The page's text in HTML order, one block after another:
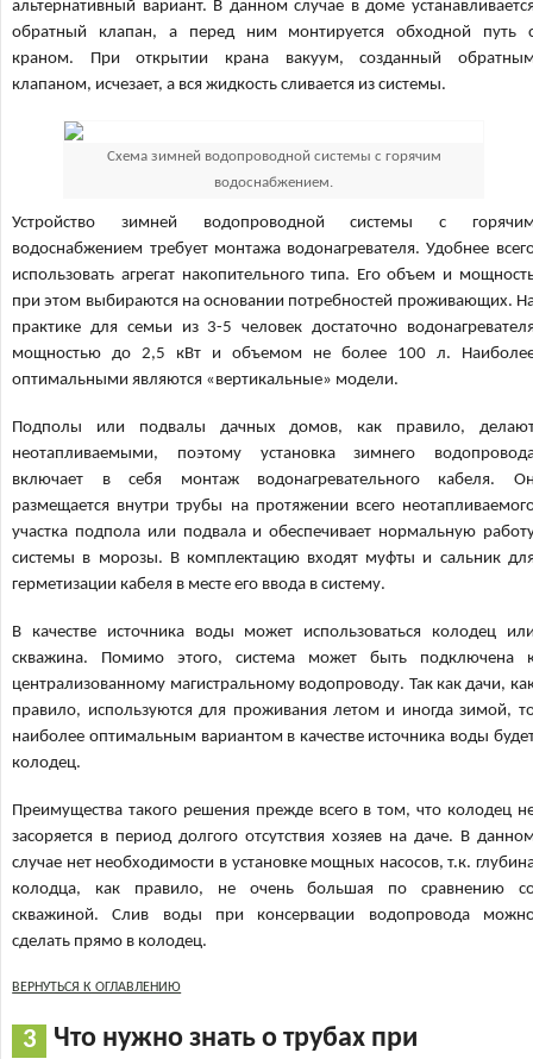
альтернативный вариант. В данном случае в доме
обратный клапан, а перед ним монтируется обходной путь
краном. При открытии крана вакуум, созданный
клапаном, исчезает, а вся жидкость сливается из системы.
Схема зимней водопроводной системы с горячим
водоснабжением.
Устройство зимней водопроводной системы с
водоснабжением требует монтажа водонагревателя. Удобнее
использовать агрегат накопительного типа. Его объем и
при этом выбираются на основании потребностей проживающих.
практике для семьи из 3-5 человек достаточно
мощностью до 2,5 кВт и объемом не более 100 л.
оптимальными являются «вертикальные» модели.
Подполы или подвалы дачных домов, как правило,
неотапливаемыми, поэтому установка зимнего
включает в себя монтаж водонагревательного кабеля.
размещается внутри трубы на протяжении всего
участка подпола или подвала и обеспечивает нормальную
системы в морозы. В комплектацию входят муфты и сальник
герметизации кабеля в месте его ввода в систему.
В качестве источника воды может использоваться колодец
скважина. Помимо этого, система может быть подключена
централизованному магистральному водопроводу. Так как дачи,
правило, используются для проживания летом и иногда зимой,
наиболее оптимальным вариантом в качестве источника воды
колодец.
Преимущества такого решения прежде всего в том, что колодец
засоряется в период долгого отсутствия хозяев на даче. В
случае нет необходимости в установке мощных насосов, т.к.
колодца, как правило, не очень большая по сравнению
скважиной. Слив воды при консервации водопровода
сделать прямо в колодец.
ВЕРНУТЬСЯ К ОГЛАВЛЕНИЮ
Что нужно знать о трубах при